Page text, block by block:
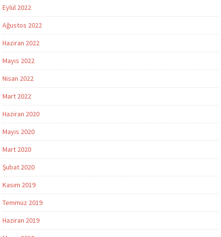
Eylül 2022
Ağustos 2022
Haziran 2022
Mayıs 2022
Nisan 2022
Mart 2022
Haziran 2020
Mayıs 2020
Mart 2020
Şubat 2020
Kasım 2019
Temmuz 2019
Haziran 2019